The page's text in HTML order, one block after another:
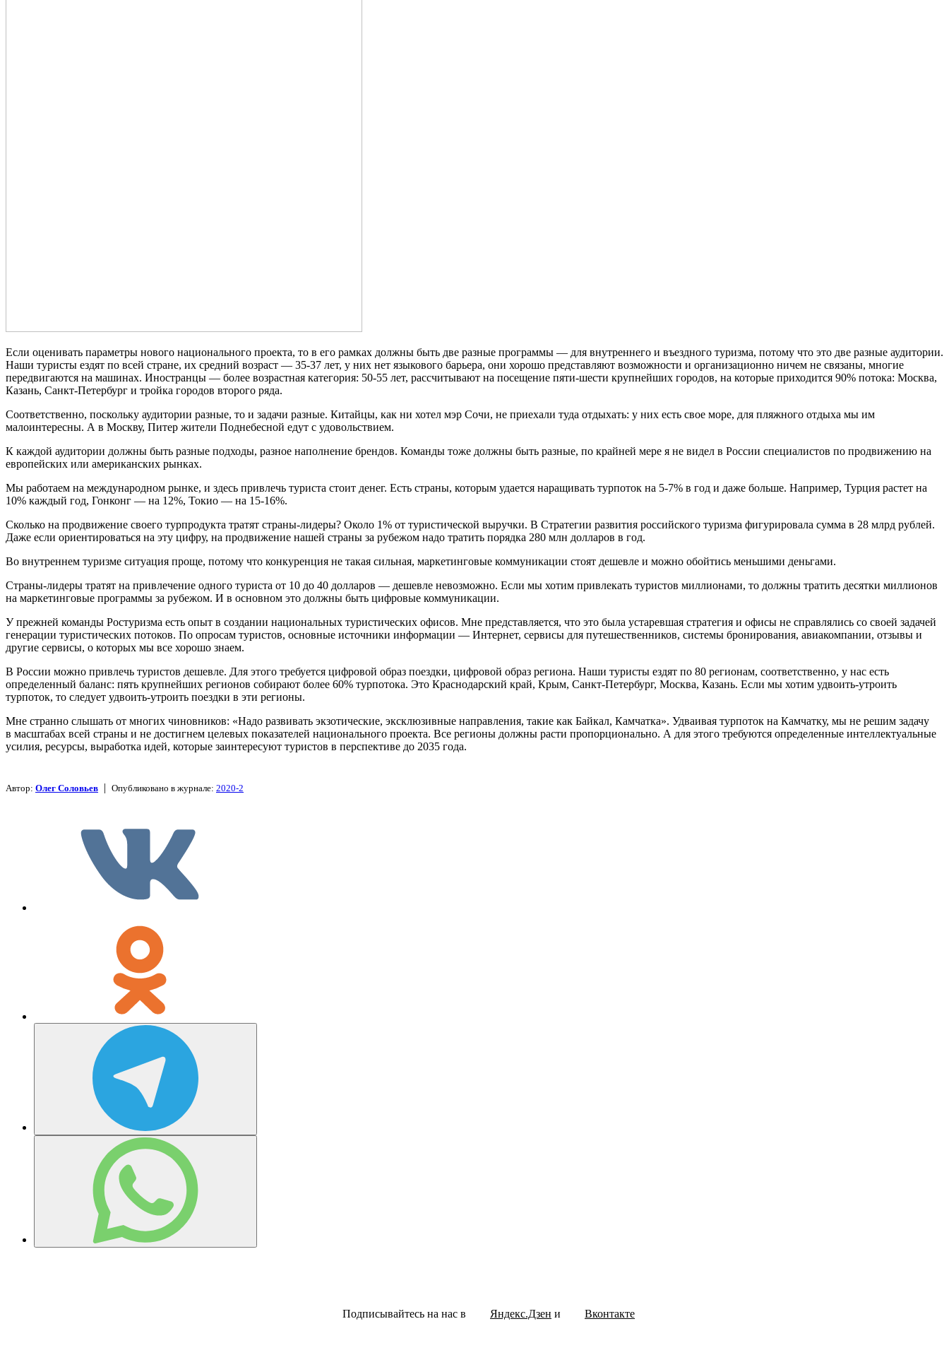
Если оценивать параметры нового национального проекта, то в его рамках должны быть две разные программы — для внутреннего и въездного туризма, потому что это две разные аудитории.
Наши туристы ездят по всей стране, их средний возраст — 35-37 лет, у них нет языкового барьера, они хорошо представляют возможности и организационно ничем не связаны, многие
передвигаются на машинах. Иностранцы — более возрастная категория: 50-55 лет, рассчитывают на посещение пяти-шести крупнейших городов, на которые приходится 90% потока: Москва,
Казань, Санкт-Петербург и тройка городов второго ряда.
Соответственно, поскольку аудитории разные, то и задачи разные. Китайцы, как ни хотел мэр Сочи, не приехали туда отдыхать: у них есть свое море, для пляжного отдыха мы им
малоинтересны. А в Москву, Питер жители Поднебесной едут с удовольствием.
К каждой аудитории должны быть разные подходы, разное наполнение брендов. Команды тоже должны быть разные, по крайней мере я не видел в России специалистов по продвижению на
европейских или американских рынках.
Мы работаем на международном рынке, и здесь привлечь туриста стоит денег. Есть страны, которым удается наращивать турпоток на 5-7% в год и даже больше. Например, Турция растет на
10% каждый год, Гонконг — на 12%, Токио — на 15-16%.
Сколько на продвижение своего турпродукта тратят страны-лидеры? Около 1% от туристической выручки. В Стратегии развития российского туризма фигурировала сумма в 28 млрд рублей.
Даже если ориентироваться на эту цифру, на продвижение нашей страны за рубежом надо тратить порядка 280 млн долларов в год.
Во внутреннем туризме ситуация проще, потому что конкуренция не такая сильная, маркетинговые коммуникации стоят дешевле и можно обойтись меньшими деньгами.
Страны-лидеры тратят на привлечение одного туриста от 10 до 40 долларов — дешевле невозможно. Если мы хотим привлекать туристов миллионами, то должны тратить десятки миллионов
на маркетинговые программы за рубежом. И в основном это должны быть цифровые коммуникации.
У прежней команды Ростуризма есть опыт в создании национальных туристических офисов. Мне представляется, что это была устаревшая стратегия и офисы не справлялись со своей задачей
генерации туристических потоков. По опросам туристов, основные источники информации — Интернет, сервисы для путешественников, системы бронирования, авиакомпании, отзывы и
другие сервисы, о которых мы все хорошо знаем.
В России можно привлечь туристов дешевле. Для этого требуется цифровой образ поездки, цифровой образ региона. Наши туристы ездят по 80 регионам, соответственно, у нас есть
определенный баланс: пять крупнейших регионов собирают более 60% турпотока. Это Краснодарский край, Крым, Санкт-Петербург, Москва, Казань. Если мы хотим удвоить-утроить
турпоток, то следует удвоить-утроить поездки в эти регионы.
Мне странно слышать от многих чиновников: «Надо развивать экзотические, эксклюзивные направления, такие как Байкал, Камчатка». Удваивая турпоток на Камчатку, мы не решим задачу
в масштабах всей страны и не достигнем целевых показателей национального проекта. Все регионы должны расти пропорционально. А для этого требуются определенные интеллектуальные
усилия, ресурсы, выработка идей, которые заинтересуют туристов в перспективе до 2035 года.
Автор: Олег Соловьев | Опубликовано в журнале: 2020-2
Подписывайтесь на нас в Яндекс.Дзен и Вконтакте